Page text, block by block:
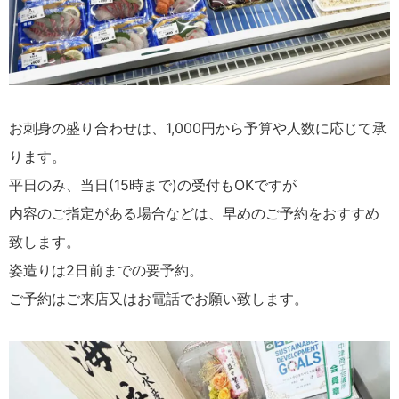
お刺身の盛り合わせは、1,000円から予算や人数に応じて承
ります。
平日のみ、当日(15時まで)の受付もOKですが
内容のご指定がある場合などは、早めのご予約をおすすめ
致します。
姿造りは2日前までの要予約。
ご予約はご来店又はお電話でお願い致します。